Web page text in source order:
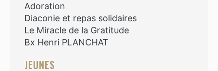
Adoration
Diaconie et repas solidaires
Le Miracle de la Gratitude
Bx Henri PLANCHAT
JEUNES